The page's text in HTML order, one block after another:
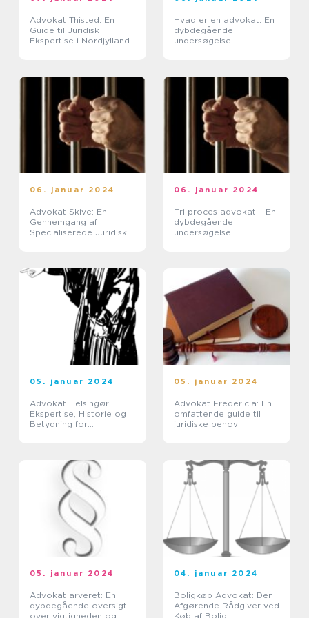
Advokat Thisted: En
Guide til Juridisk
Ekspertise i Nordjylland
Hvad er en advokat: En
dybdegående
undersøgelse
06. januar 2024
Advokat Skive: En
Gennemgang af
Specialiserede Juridiske
06. januar 2024
Fri proces advokat – En
dybdegående
undersøgelse
05. januar 2024
Advokat Helsingør:
Ekspertise, Historie og
Betydning for
05. januar 2024
Advokat Fredericia: En
omfattende guide til
juridiske behov
05. januar 2024
Advokat arveret: En
dybdegående oversigt
over vigtigheden og
04. januar 2024
Boligkøb Advokat: Den
Afgørende Rådgiver ved
Køb af Bolig